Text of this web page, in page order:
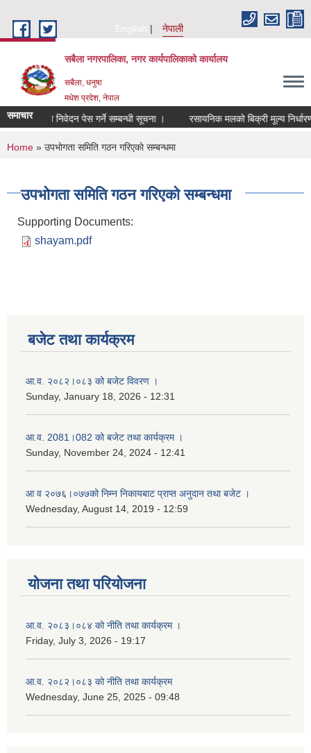
English
नेपाली
सबैला नगरपालिका, नगर कार्यपालिकाको कार्यालय
सबैला, धनुषा
मधेश प्रदेश, नेपाल
समाचार
आशयको निवेदन पेस गर्ने सम्बन्धी सूचना । रसायनिक मलको बिक्री मूल्य निर्धारण
You are here
Home » उपभाेगता समिति गठन गरिएकाे सम्बन्धमा
उपभाेगता समिति गठन गरिएकाे सम्बन्धमा
Supporting Documents:
shayam.pdf
बजेट तथा कार्यक्रम
आ.व. २०८२।०८३ को बजेट विवरण ।
Sunday, January 18, 2026 - 12:31
आ.व. 2081।082 को बजेट तथा कार्यक्रम ।
Sunday, November 24, 2024 - 12:41
आ‌ व २०७६।०७७को निम्न निकायबाट प्राप्त अनुदान तथा बजेट ।
Wednesday, August 14, 2019 - 12:59
योजना तथा परियोजना
आ.व. २०८३।०८४ को नीति तथा कार्यक्रम ।
Friday, July 3, 2026 - 19:17
आ.व. २०८२।०८३ को नीति तथा कार्यक्रम
Wednesday, June 25, 2025 - 09:48